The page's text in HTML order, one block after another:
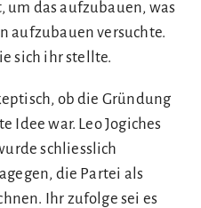
um das aufzubauen, was
aufzubauen versuchte.
sich ihr stellte.
ob die Gründung
Idee war. Leo Jogiches
schliesslich
die Partei als
Ihr zufolge sei es